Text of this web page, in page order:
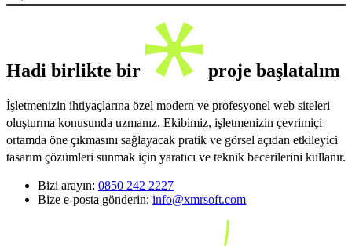
Hadi birlikte bir proje başlatalım
İşletmenizin ihtiyaçlarına özel modern ve profesyonel web siteleri
oluşturma konusunda uzmanız. Ekibimiz, işletmenizin çevrimiçi
ortamda öne çıkmasını sağlayacak pratik ve görsel açıdan etkileyici
tasarım çözümleri sunmak için yaratıcı ve teknik becerilerini kullanır.
Bizi arayın: 0850 242 2227
Bize e-posta gönderin: info@xmrsoft.com